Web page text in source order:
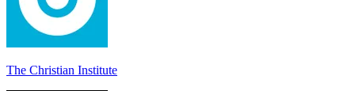
The Christian Institute